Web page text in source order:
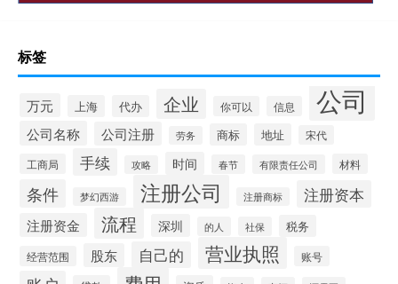
标签
万元 上海 代办 企业 你可以 信息 公司
公司名称 公司注册 劳务 商标 地址 宋代
工商局 手续 攻略 时间 春节 有限责任公司 材料
条件 梦幻西游 注册公司 注册商标 注册资本
注册资金 流程 深圳 的人 社保 税务
经营范围 股东 自己的 营业执照 账号